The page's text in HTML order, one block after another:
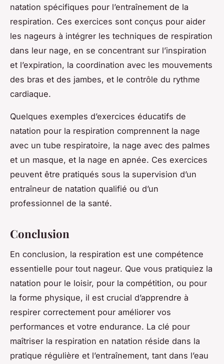
natation spécifiques pour l’entraînement de la
respiration. Ces exercices sont conçus pour aider
les nageurs à intégrer les techniques de respiration
dans leur nage, en se concentrant sur l’inspiration
et l’expiration, la coordination avec les mouvements
des bras et des jambes, et le contrôle du rythme
cardiaque.
Quelques exemples d’exercices éducatifs de
natation pour la respiration comprennent la nage
avec un tube respiratoire, la nage avec des palmes
et un masque, et la nage en apnée. Ces exercices
peuvent être pratiqués sous la supervision d’un
entraîneur de natation qualifié ou d’un
professionnel de la santé.
Conclusion
En conclusion, la respiration est une compétence
essentielle pour tout nageur. Que vous pratiquiez la
natation pour le loisir, pour la compétition, ou pour
la forme physique, il est crucial d’apprendre à
respirer correctement pour améliorer vos
performances et votre endurance. La clé pour
maîtriser la respiration en natation réside dans la
pratique régulière et l’entraînement, tant dans l’eau